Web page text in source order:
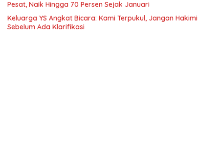
Pesat, Naik Hingga 70 Persen Sejak Januari
Keluarga YS Angkat Bicara: Kami Terpukul, Jangan Hakimi
Sebelum Ada Klarifikasi